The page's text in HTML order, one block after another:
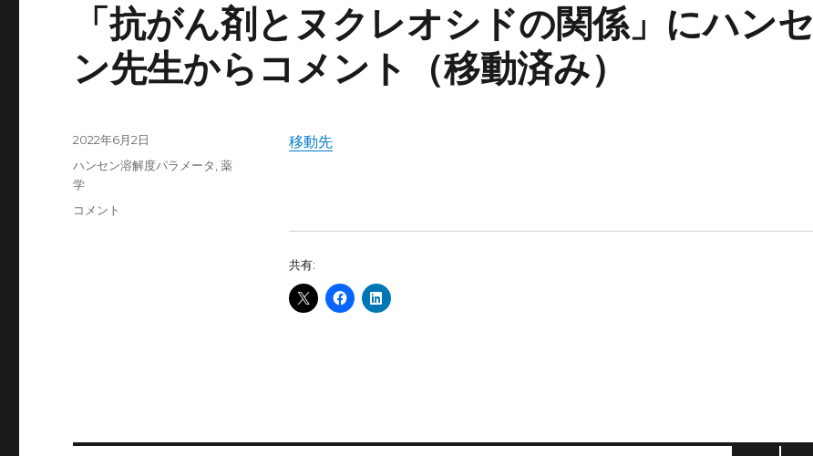
「抗がん剤とヌクレオシドの関係」にハンセ
ン先生からコメント（移動済み）
移動先
共有:
投
日:
2022年6月2日
カ
テ
ハンセン溶解度パラメータ ,薬
学
「抗
コメント